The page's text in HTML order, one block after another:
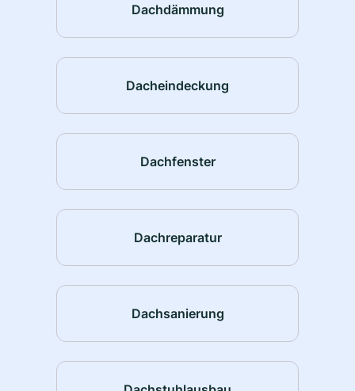
Dachdämmung
Dacheindeckung
Dachfenster
Dachreparatur
Dachsanierung